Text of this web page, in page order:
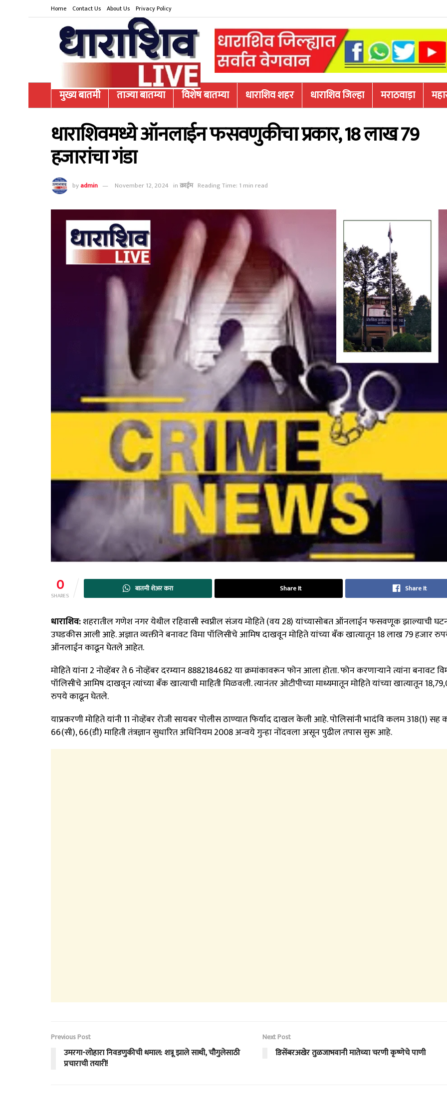
Home Contact Us About Us Privacy Policy
मुख्य बातमी ताज्या बातम्या विशेष बातम्या धाराशिव शहर धाराशिव जिल्हा मराठवाड़ा
धाराशिवमध्ये ऑनलाईन फसवणुकीचा प्रकार, 18 लाख 79
हजारांचा गंडा
byadmin November 12, 2024 inक्राईम Reading Time: 1 min read
0
SHARES
बातमी शेअर करा Share It Share It
धाराशिव:शहरातील गणेश नगर येथील रहिवासी स्वप्नील संजय मोहिते (वय 28) यांच्यासोबत ऑनलाईन फसवणूक झाल्याची
उघडकीस आली आहे. अज्ञात व्यक्तीने बनावट विमा पॉलिसीचे आमिष दाखवून मोहिते यांच्या बँक खात्यातून 18 लाख 79 हजार
ऑनलाईन काढून घेतले आहेत.
मोहिते यांना 2 नोव्हेंबर ते 6 नोव्हेंबर दरम्यान 8882184682 या क्रमांकावरून फोन आला होता. फोन करणाऱ्याने त्यांना बनावट
पॉलिसीचे आमिष दाखवून त्यांच्या बँक खात्याची माहिती मिळवली. त्यानंतर ओटीपीच्या माध्यमातून मोहिते यांच्या खात्यातून
रुपये काढून घेतले.
याप्रकरणी मोहिते यांनी 11 नोव्हेंबर रोजी सायबर पोलीस ठाण्यात फिर्याद दाखल केली आहे. पोलिसांनी भादंवि कलम 318(1)
66(सी), 66(डी) माहिती तंत्रज्ञान सुधारित अधिनियम 2008 अन्वये गुन्हा नोंदवला असून पुढील तपास सुरू आहे.
Previous Post
उमरगा-लोहारा निवडणुकीची धमाल: शत्रू झाले साथी, चौगुलेसाठी
प्रचाराची तयारी!
Next Post
डिसेंबरअखेर तुळजाभवानी मातेच्या चरणी कृष्णेचे पाणी